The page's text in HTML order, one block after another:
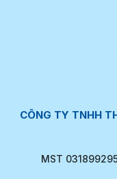
CÔNG TY TNHH
MST